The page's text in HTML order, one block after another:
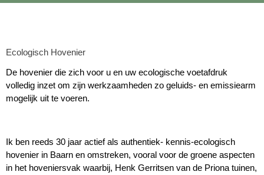
Ecologisch Hovenier
De hovenier die zich voor u en uw ecologische voetafdruk
volledig inzet om zijn werkzaamheden zo geluids- en emissiearm
mogelijk uit te voeren.
Ik ben reeds 30 jaar actief als authentiek- kennis-ecologisch
hovenier in Baarn en omstreken, vooral voor de groene aspecten
in het hoveniersvak waarbij, Henk Gerritsen van de Priona tuinen,